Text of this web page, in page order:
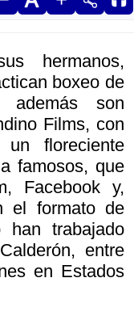
hermanos,
boxeo de
además son
Films, con
floreciente
famosos, que
Facebook y,
el formato de
han trabajado
entre
en Estados